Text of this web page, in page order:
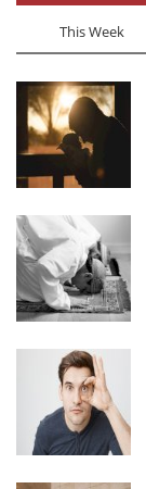
This Week